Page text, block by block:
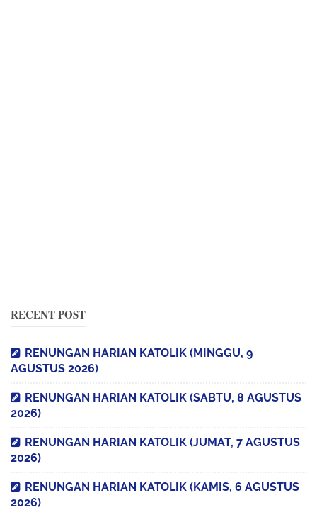
RECENT POST
RENUNGAN HARIAN KATOLIK (MINGGU, 9
AGUSTUS 2026)
RENUNGAN HARIAN KATOLIK (SABTU, 8 AGUSTUS
2026)
RENUNGAN HARIAN KATOLIK (JUMAT, 7 AGUSTUS
2026)
RENUNGAN HARIAN KATOLIK (KAMIS, 6 AGUSTUS
2026)